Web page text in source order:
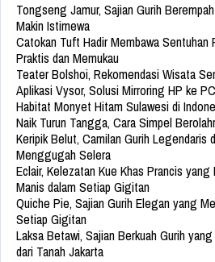
Tongseng Jamur, Sajian Gurih
Makin Istimewa
Catokan Tuft Hadir Membawa Sentuhan
Praktis dan Memukau
Teater Bolshoi, Rekomendasi Wisata
Aplikasi Vysor, Solusi Mirroring HP ke
Habitat Monyet Hitam Sulawesi di
Naik Turun Tangga, Cara Simpel
Keripik Belut, Camilan Gurih Legendaris
Menggugah Selera
Eclair, Kelezatan Kue Khas Prancis
Manis dalam Setiap Gigitan
Quiche Pie, Sajian Gurih Elegan yang
Setiap Gigitan
Laksa Betawi, Sajian Berkuah Gurih
dari Tanah Jakarta